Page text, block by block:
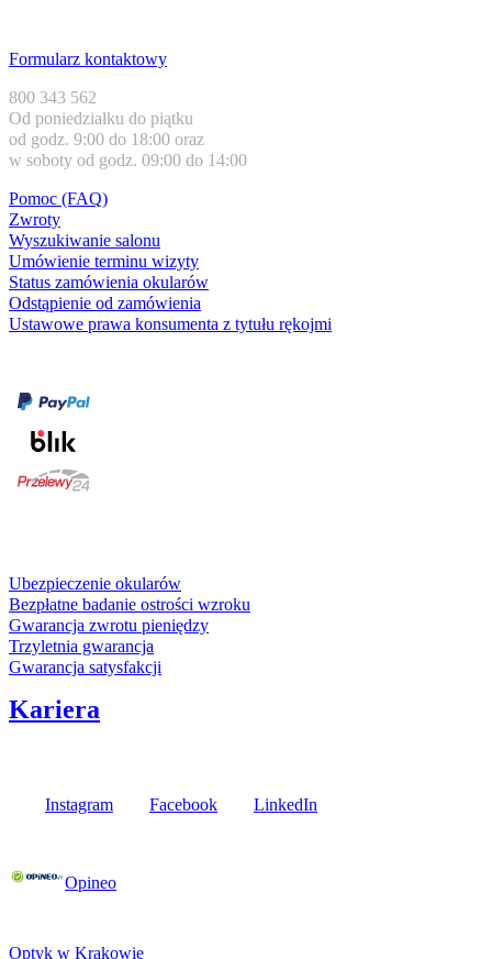
Formularz kontaktowy
800 343 562
Od poniedziałku do piątku
od godz. 9:00 do 18:00 oraz
w soboty od godz. 09:00 do 14:00
Pomoc (FAQ)
Zwroty
Wyszukiwanie salonu
Umówienie terminu wizyty
Status zamówienia okularów
Odstąpienie od zamówienia
Ustawowe prawa konsumenta z tytułu rękojmi
Ubezpieczenie okularów
Bezpłatne badanie ostrości wzroku
Gwarancja zwrotu pieniędzy
Trzyletnia gwarancja
Gwarancja satysfakcji
Kariera
Instagram Facebook LinkedIn
Opineo
Optyk w Krakowie